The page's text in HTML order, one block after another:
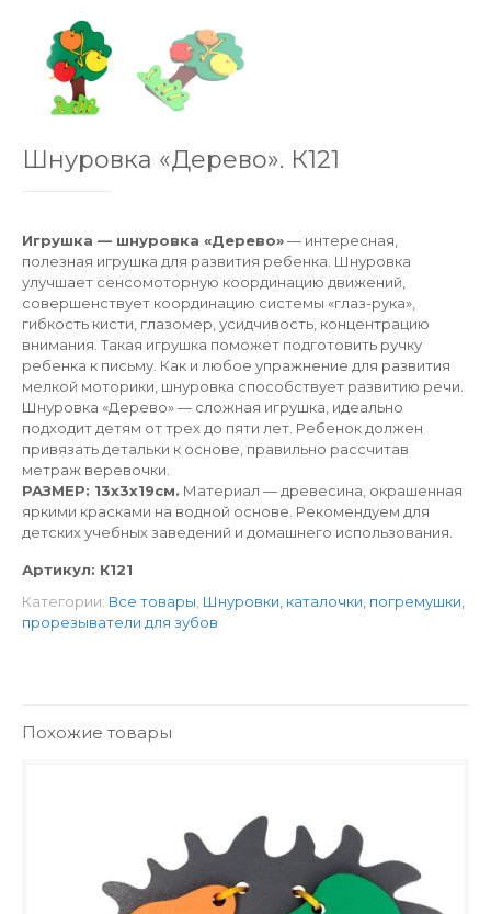
Шнуровка «Дерево». К121
Игрушка — шнуровка «Дерево»— интересная,
полезная игрушка для развития ребенка. Шнуровка
улучшает сенсомоторную координацию движений,
совершенствует координацию системы «глаз-рука»,
гибкость кисти, глазомер, усидчивость, концентрацию
внимания. Такая игрушка поможет подготовить ручку
ребенка к письму. Как и любое упражнение для развития
мелкой моторики, шнуровка способствует развитию речи.
Шнуровка «Дерево» — сложная игрушка, идеально
подходит детям от трех до пяти лет. Ребенок должен
привязать детальки к основе, правильно рассчитав
метраж веревочки.
РАЗМЕР: 13х3х19см. Материал — древесина, окрашенная
яркими красками на водной основе. Рекомендуем для
детских учебных заведений и домашнего использования.
Артикул: К121
Категории: Все товары Шнуровки, каталочки, погремушки,
прорезыватели для зубов
Похожие товары